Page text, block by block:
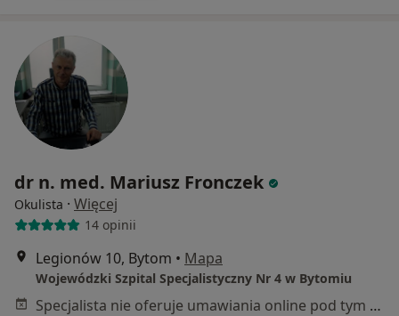
dr n. med. Mariusz Fronczek
Okulista · Więcej
14 opinii
Legionów 10, Bytom • Mapa
Wojewódzki Szpital Specjalistyczny Nr 4 w Bytomiu
Specjalista nie oferuje umawiania online pod tym adresem.